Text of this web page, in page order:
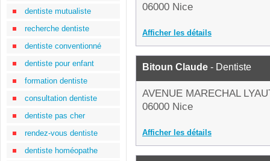
dentiste mutualiste
recherche dentiste
dentiste conventionné
dentiste pour enfant
formation dentiste
consultation dentiste
dentiste pas cher
rendez-vous dentiste
dentiste homéopathe
06000 Nice
Afficher les détails
Bitoun Claude - Dentiste
AVENUE MARECHAL
06000 Nice
Afficher les détails